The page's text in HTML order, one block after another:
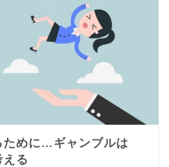
ために…ギャンブルは
える